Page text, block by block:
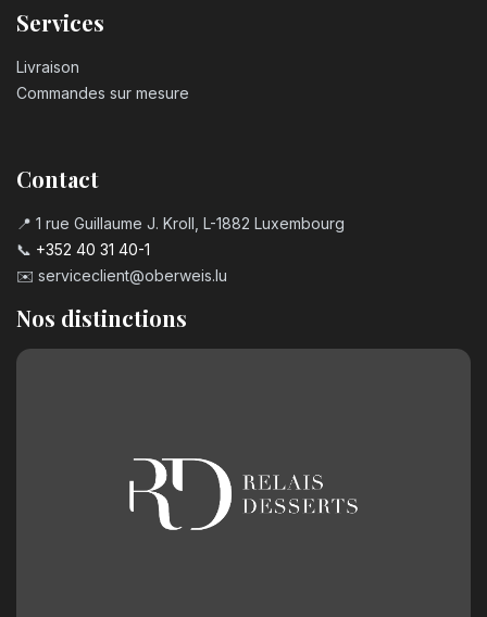
Services
Livraison
Commandes sur mesure
Contact
📍 1 rue Guillaume J. Kroll, L-1882 Luxembourg
📞 +352 40 31 40-1
✉️ serviceclient@oberweis.lu
Nos distinctions